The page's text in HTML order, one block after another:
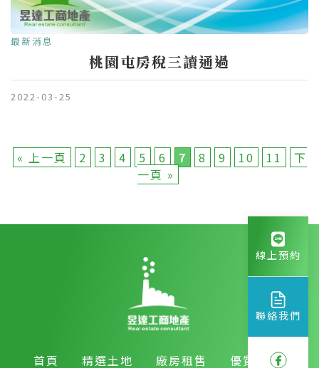
最新消息
桃園屯房稅三讀通過
2022-03-25
« 上一頁 2 3 4 5 6 7 8 9 10 11
下
一頁 »
首頁 精選土地 廠房租售 優質房產
線上預約
聯絡我們